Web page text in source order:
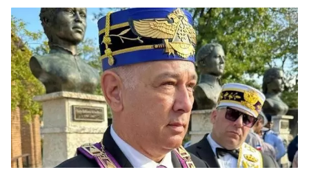
MIAMI
La hija de un diplomático castrista expulsado de
EE UU en 2003 está bajo custodia del ICE